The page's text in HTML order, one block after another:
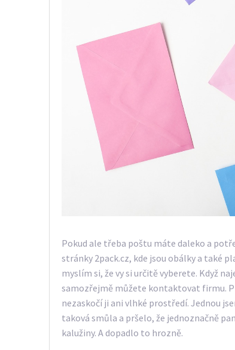
Pokud ale třeba poštu máte daleko a
stránky 2pack.cz, kde jsou obálky a také
myslím si, že vy si určitě vyberete. Když
samozřejmě můžete kontaktovat firmu.
nezaskočí ji ani vlhké prostředí. Jednou
taková smůla a pršelo, že jednoznačně
kalužiny. A dopadlo to hrozně.